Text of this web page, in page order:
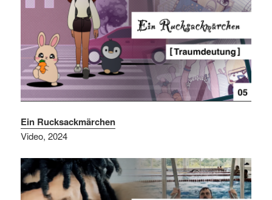
Ein Rucksackmärchen
Video, 2024